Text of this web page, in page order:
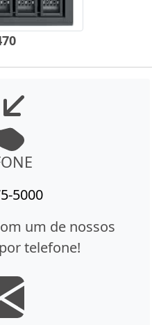
5000
um de nossos
telefone!